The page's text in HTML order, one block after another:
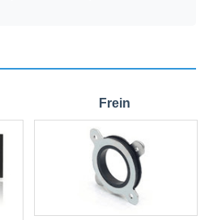
Frein